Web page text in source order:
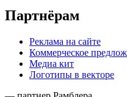
Партнёрам
Реклама на сайте
Коммерческое
Медиа кит
Логотипы в векторе